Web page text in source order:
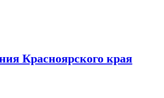
Красноярского края